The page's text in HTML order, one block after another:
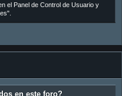
el Panel de Control de Usuario y
en este foro?